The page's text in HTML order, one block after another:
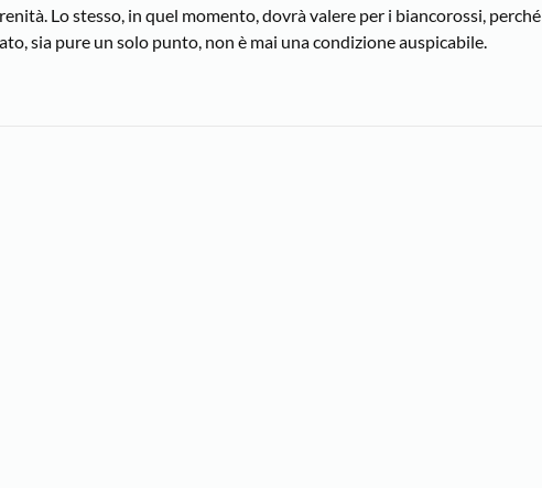
Lo stesso, in quel momento, dovrà valere per i biancorossi,
sia pure un solo punto, non è mai una condizione auspicabile.